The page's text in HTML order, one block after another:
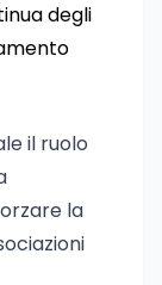
degli
il ruolo
la